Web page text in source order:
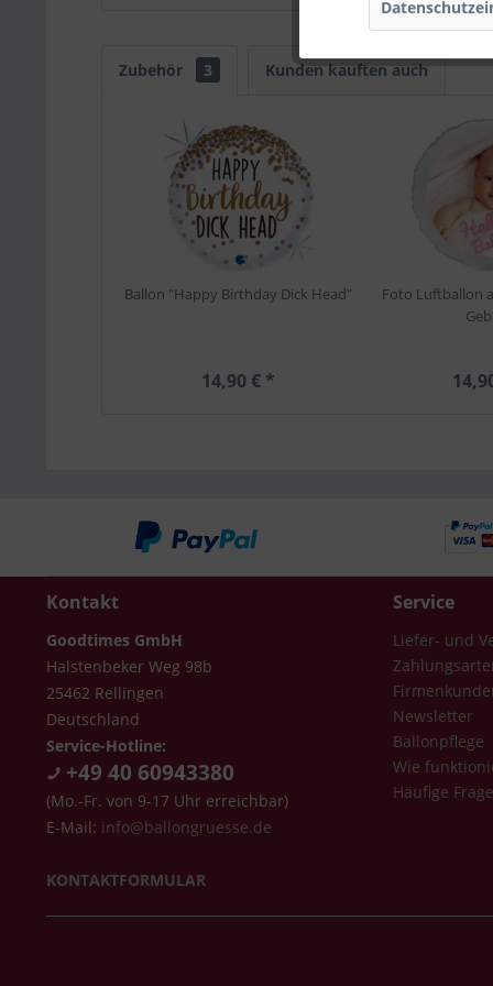
Zubehör 3 Kunden kauften auch
Ballon "Happy Birthday Dick Head"
14,90 € *
Foto Luftballon
Kontakt
Goodtimes GmbH
Halstenbeker Weg 98b
25462 Rellingen
Deutschland
Service-Hotline:
+49 40 60943380
(Mo.-Fr. von 9-17 Uhr erreichbar)
E-Mail: info@ballongruesse.de
KONTAKTFORMULAR
Service
Liefer- und
Newsletter
Ballonpflege
Wie
Häufige